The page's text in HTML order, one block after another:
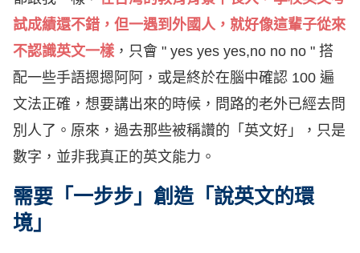
試成績還不錯，但一遇到外國人，就好像這輩子從來
不認識英文一樣，只會 " yes yes yes,no no no " 搭
配一些手語摁摁阿阿，或是終於在腦中確認 100 遍
文法正確，想要講出來的時候，問路的老外已經去問
別人了。原來，過去那些被稱讚的「英文好」，只是
數字，並非我真正的英文能力。
需要「一步步」創造「說英文的環
境」